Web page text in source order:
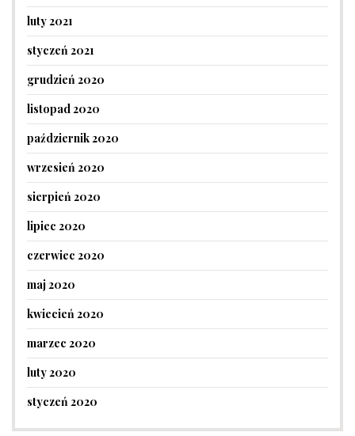
luty 2021
styczeń 2021
grudzień 2020
listopad 2020
październik 2020
wrzesień 2020
sierpień 2020
lipiec 2020
czerwiec 2020
maj 2020
kwiecień 2020
marzec 2020
luty 2020
styczeń 2020